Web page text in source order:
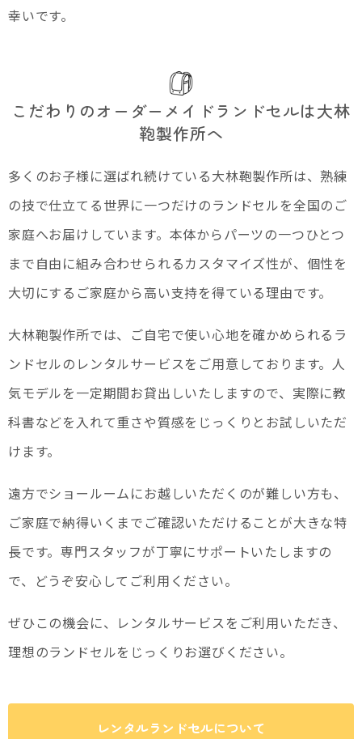
幸いです。
こだわりのオーダーメイドランドセルは大林
鞄製作所へ
多くのお子様に選ばれ続けている大林鞄製作所は、熟練
の技で仕立てる世界に一つだけのランドセルを全国のご
家庭へお届けしています。本体からパーツの一つひとつ
まで自由に組み合わせられるカスタマイズ性が、個性を
大切にするご家庭から高い支持を得ている理由です。
大林鞄製作所では、ご自宅で使い心地を確かめられるラ
ンドセルのレンタルサービスをご用意しております。人
気モデルを一定期間お貸出しいたしますので、実際に教
科書などを入れて重さや質感をじっくりとお試しいただ
けます。
遠方でショールームにお越しいただくのが難しい方も、
ご家庭で納得いくまでご確認いただけることが大きな特
長です。専門スタッフが丁寧にサポートいたしますの
で、どうぞ安心してご利用ください。
ぜひこの機会に、レンタルサービスをご利用いただき、
理想のランドセルをじっくりお選びください。
レンタルランドセルについて